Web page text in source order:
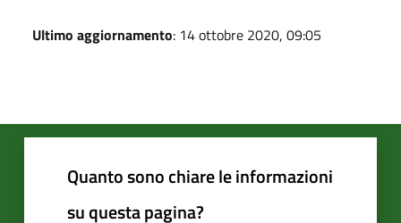
Ultimo aggiornamento: 14 ottobre 2020, 09:05
Quanto sono chiare le informazioni
su questa pagina?